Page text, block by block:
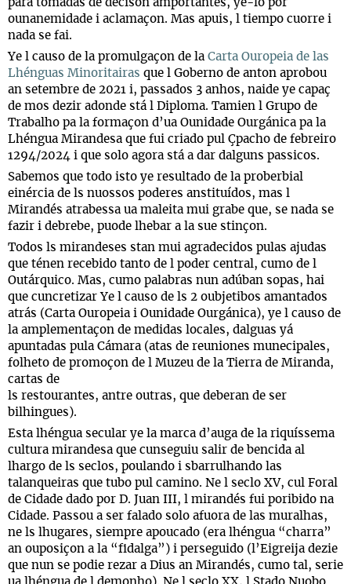
para tomadas de decison amportantes, ye-lo por
ounanemidade i aclamaçon. Mas apuis, l tiempo cuorre i
nada se fai.
Ye l causo de la promulgaçon de la Carta Ouropeia de las
Lhénguas Minoritairas que l Goberno de anton aprobou
an setembre de 2021 i, passados 3 anhos, naide ye capaç
de mos dezir adonde stá l Diploma. Tamien l Grupo de
Trabalho pa la formaçon d’ua Ounidade Ourgánica pa la
Lhéngua Mirandesa que fui criado pul Çpacho de febreiro
1294/2024 i que solo agora stá a dar dalguns passicos.
Sabemos que todo isto ye resultado de la proberbial
einércia de ls nuossos poderes anstituídos, mas l
Mirandés atrabessa ua maleita mui grabe que, se nada se
fazir i debrebe, puode lhebar a la sue stinçon.
Todos ls mirandeses stan mui agradecidos pulas ajudas
que ténen recebido tanto de l poder central, cumo de l
Outárquico. Mas, cumo palabras nun adúban sopas, hai
que cuncretizar Ye l causo de ls 2 oubjetibos amantados
atrás (Carta Ouropeia i Ounidade Ourgánica), ye l causo de
la amplementaçon de medidas locales, dalguas yá
apuntadas pula Cámara (atas de reuniones munecipales,
folheto de promoçon de l Muzeu de la Tierra de Miranda,
cartas de
ls restourantes, antre outras, que deberan de ser
bilhingues).
Esta lhéngua secular ye la marca d’auga de la riquíssema
cultura mirandesa que cunseguiu salir de bencida al
lhargo de ls seclos, poulando i sbarrulhando las
talanqueiras que tubo pul camino. Ne l seclo XV, cul Foral
de Cidade dado por D. Juan III, l mirandés fui poribido na
Cidade. Passou a ser falado solo afuora de las muralhas,
ne ls lhugares, siempre apoucado (era lhéngua “charra”
an ouposiçon a la “fidalga”) i perseguido (l’Eigreija dezie
que nun se podie rezar a Dius an Mirandés, cumo tal, serie